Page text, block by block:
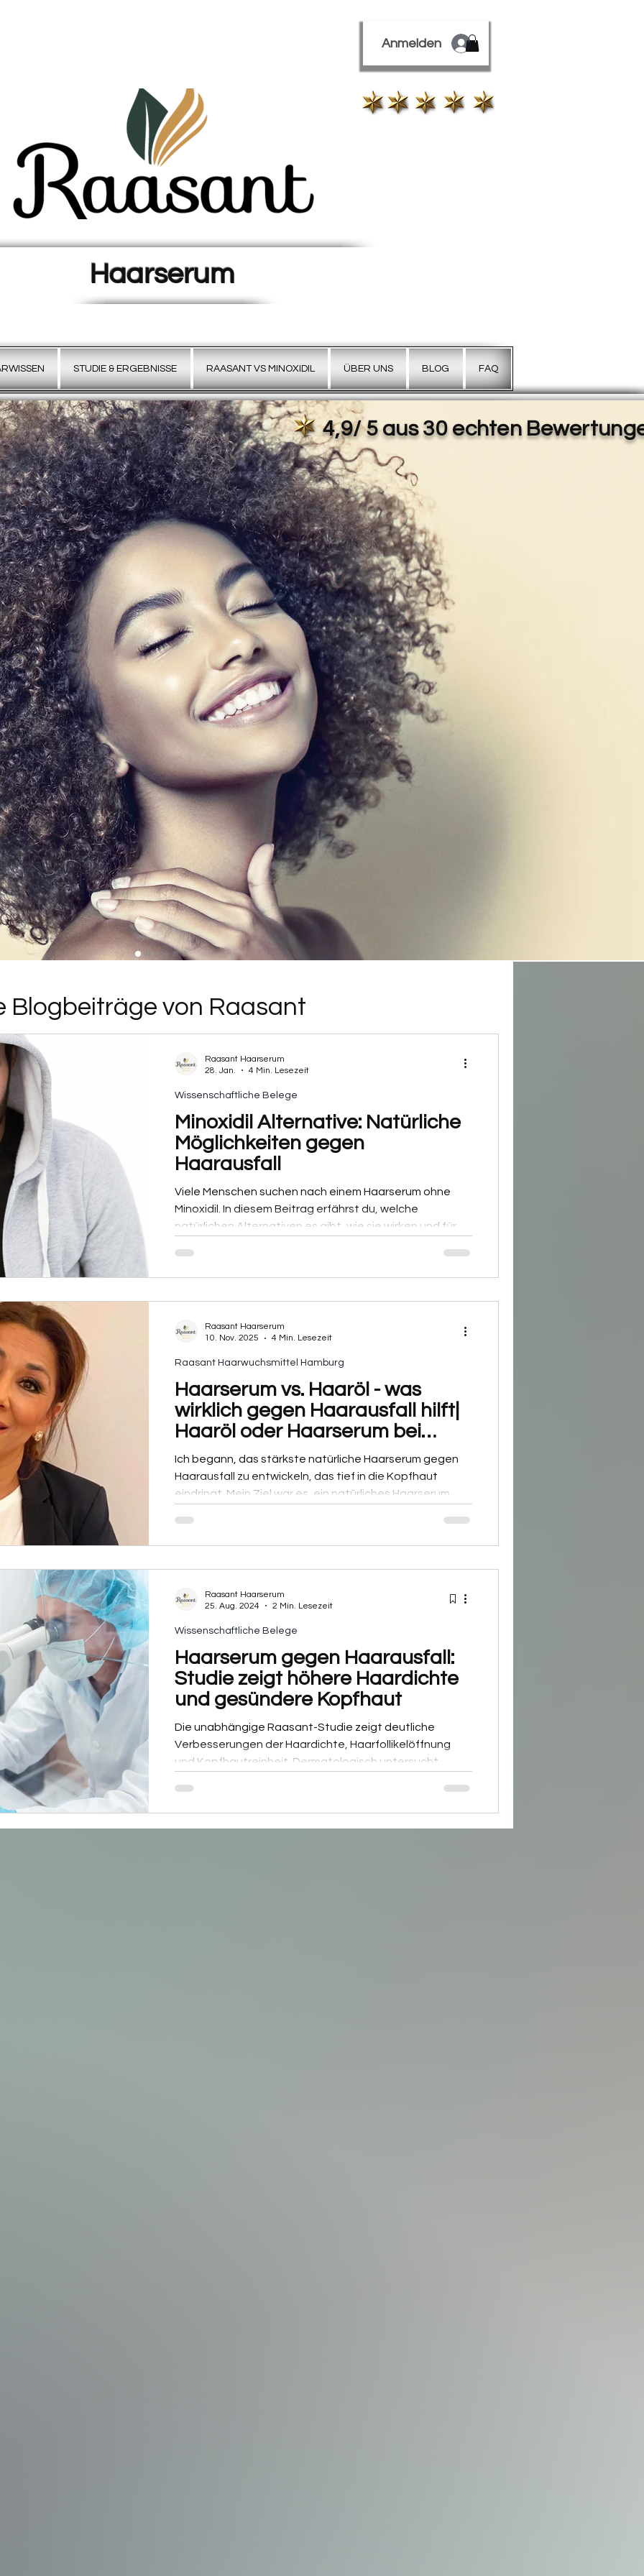
Anmelden
Haarserum
STUDIE & ERGEBNISSE RAASANT VS MINOXIDIL ÜBER UNS BLOG FAQ
4,9/ 5 aus 30 echten
Minoxidil Alternative: Natürliche
Möglichkeiten gegen
Haarausfall
Viele Menschen suchen nach einem Haarserum ohne
Minoxidil. In diesem Beitrag erfährst du, welche
natürlichen Alternativen es gibt, wie sie wirken und für
Wissenschaftliche Belege
Raasant Haarserum
28. Jan.
4 Min. Lesezeit
Haarserum vs. Haaröl - was
wirklich gegen Haarausfall hilft|
Haaröl oder Haarserum bei
Haarausfall
Ich begann, das stärkste natürliche Haarserum gegen
Haarausfall zu entwickeln, das tief in die Kopfhaut
eindringt. Mein Ziel war es, ein natürliches Haarserum
Raasant Haarwuchsmittel Hamburg
Raasant Haarserum
10. Nov. 2025
4 Min. Lesezeit
Haarserum gegen Haarausfall:
Studie zeigt höhere Haardichte
und gesündere Kopfhaut
Die unabhängige Raasant-Studie zeigt deutliche
Verbesserungen der Haardichte, Haarfollikelöffnung
und Kopfhautreinheit. Dermatologisch untersucht,
Wissenschaftliche Belege
Raasant Haarserum
25. Aug. 2024
2 Min. Lesezeit
Blogbeiträge von Raasant